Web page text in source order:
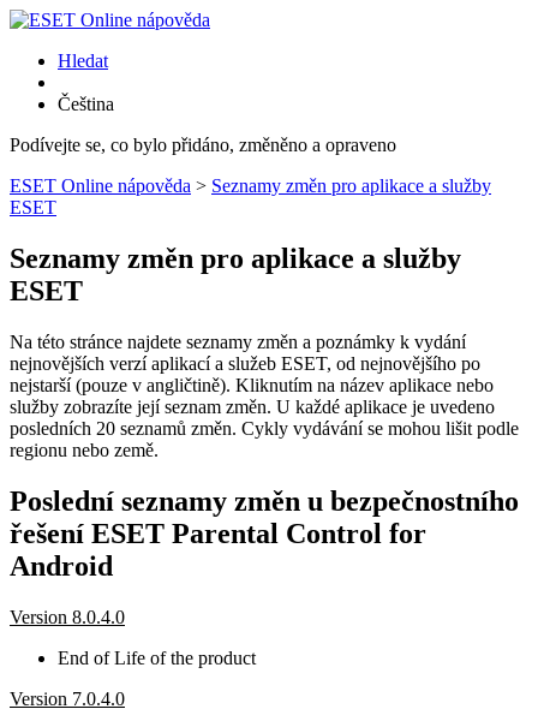
Hledat
Čeština
Podívejte se, co bylo přidáno, změněno a opraveno
ESET Online nápověda > Seznamy změn pro aplikace a služby
ESET
Seznamy změn pro aplikace a služby
ESET
Na této stránce najdete seznamy změn a poznámky k vydání
nejnovějších verzí aplikací a služeb ESET, od nejnovějšího po
nejstarší (pouze v angličtině). Kliknutím na název aplikace nebo
služby zobrazíte její seznam změn. U každé aplikace je uvedeno
posledních 20 seznamů změn. Cykly vydávání se mohou lišit podle
regionu nebo země.
Poslední seznamy změn u bezpečnostního
řešení ESET Parental Control for
Android
Version 8.0.4.0
End of Life of the product
Version 7.0.4.0